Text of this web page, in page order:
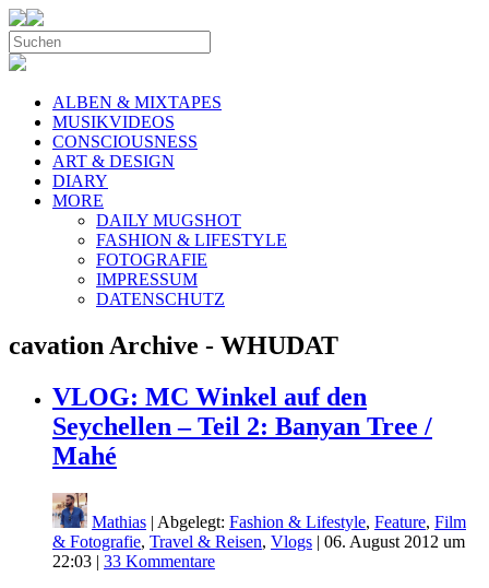
ALBEN & MIXTAPES
MUSIKVIDEOS
CONSCIOUSNESS
ART & DESIGN
DIARY
MORE
DAILY MUGSHOT
FASHION & LIFESTYLE
FOTOGRAFIE
IMPRESSUM
DATENSCHUTZ
cavation Archive - WHUDAT
VLOG: MC Winkel auf den
Seychellen – Teil 2: Banyan Tree /
Mahé
Mathias | Abgelegt: Fashion & Lifestyle, Feature, Film
& Fotografie, Travel & Reisen, Vlogs | 06. August 2012 um
22:03 | 33 Kommentare